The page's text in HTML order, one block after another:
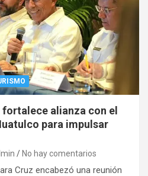
fortalece alianza con el
para impulsar
No hay comentarios
Cruz encabezó una reunión